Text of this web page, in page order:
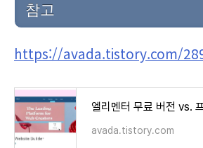
참고
https://avada.tistory.com/
엘리멘터 무료 버전 vs.
avada.tistory.com